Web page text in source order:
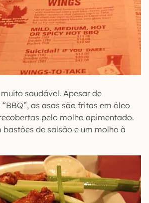
saudável. Apesar de
as asas são fritas em óleo
pelo molho apimentado.
bastões de salsão e um molho à